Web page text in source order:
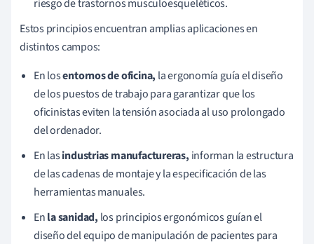
riesgo de trastornos musculoesqueléticos.
Estos principios encuentran amplias aplicaciones en
distintos campos:
En losentornos de oficina, la ergonomía guía el diseño
de los puestos de trabajo para garantizar que los
oficinistas eviten la tensión asociada al uso prolongado
del ordenador.
En lasindustrias manufactureras, informan la estructura
de las cadenas de montaje y la especificación de las
herramientas manuales.
Enla sanidad, los principios ergonómicos guían el
diseño del equipo de manipulación de pacientes para